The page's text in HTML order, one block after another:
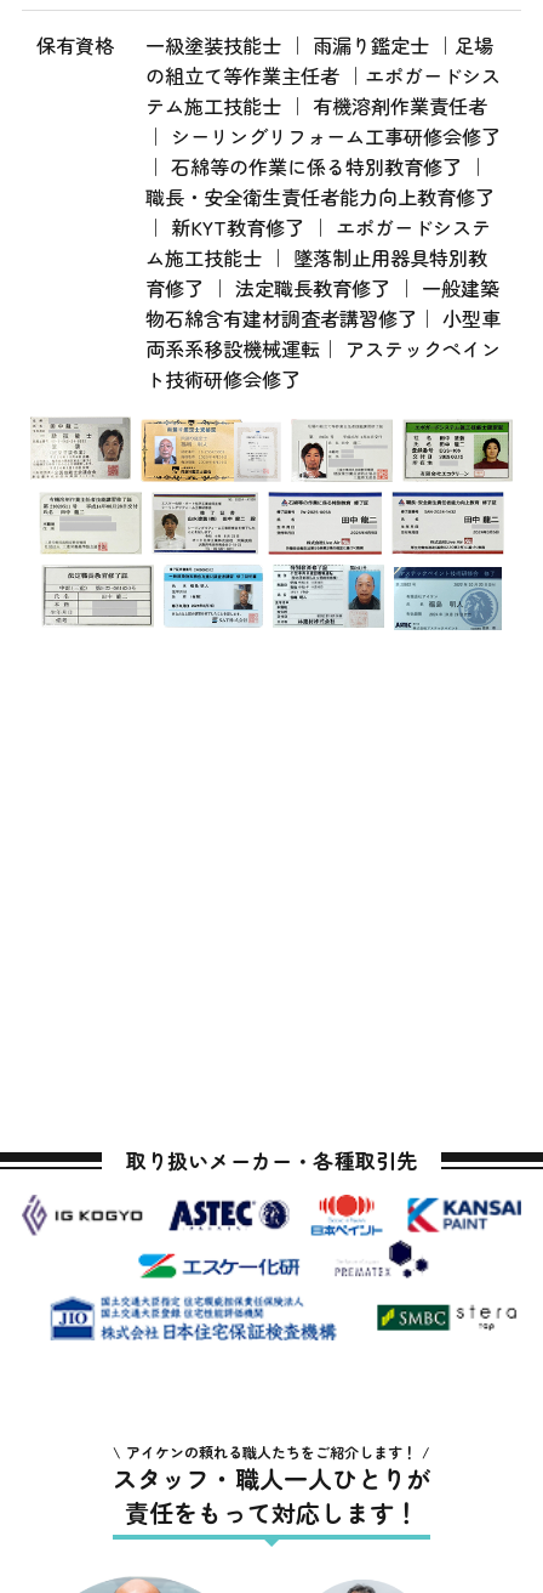
保有資格
一級塗装技能士 ｜ 雨漏り鑑定士 ｜足場
の組立て等作業主任者 ｜エポガードシス
テム施工技能士 ｜ 有機溶剤作業責任者
｜ シーリングリフォーム工事研修会修了
｜ 石綿等の作業に係る特別教育修了 ｜
職長・安全衛生責任者能力向上教育修了
｜ 新KYT教育修了 ｜ エポガードシステ
ム施工技能士 ｜ 墜落制止用器具特別教
育修了 ｜ 法定職長教育修了 ｜ 一般建築
物石綿含有建材調査者講習修了｜ 小型車
両系系移設機械運転｜ アステックペイン
ト技術研修会修了
取り扱いメーカー・各種取引先
アイケンの頼れる職人たちをご紹介します！
スタッフ・職人一人ひとりが
責任をもって対応します！